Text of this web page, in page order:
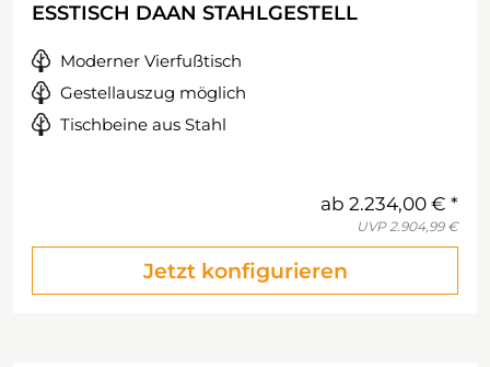
ESSTISCH DAAN STAHLGESTELL
Moderner Vierfußtisch
Gestellauszug möglich
Tischbeine aus Stahl
ab 2.234,00 €
UVP 2.904,99 €
Jetzt konfigurieren